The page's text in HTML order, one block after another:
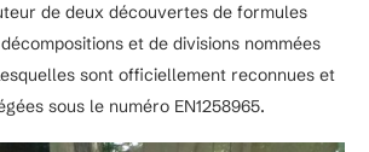
de deux découvertes de formules
et de divisions nommées
sont officiellement reconnues et
sous le numéro EN1258965.